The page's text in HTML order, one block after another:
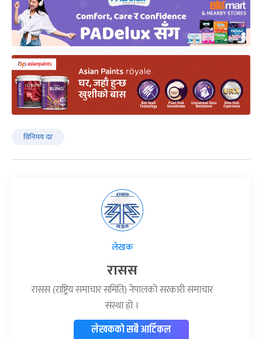
विनिमय दर
लेखक
रासस
रासस (राष्ट्रिय समाचार समिति) नेपालको सरकारी समाचार
संस्था हो ।
लेखकको सबै आर्टिकल